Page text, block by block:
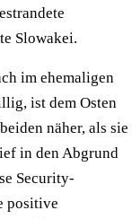
Slowakei.
im ehemaligen
ist dem Osten
näher, als sie
in den Abgrund
Security-
positive